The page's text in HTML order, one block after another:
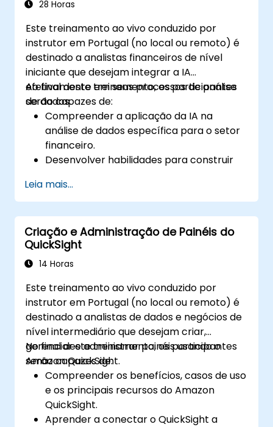
28 Horas
Este treinamento ao vivo conduzido por
instrutor em Portugal (no local ou remoto) é
destinado a analistas financeiros de nível
iniciante que desejam integrar a IA
efetivamente em seus processos de análise
de dados.
Ao final deste treinamento, os participantes
serão capazes de:
Compreender a aplicação da IA na
análise de dados específica para o setor
financeiro.
Desenvolver habilidades para construir
análise financeira.
Aprenda a implementar algoritmos de
aprendizado de máquina para
processamento de dados financeiros.
Aprimore a visualização de dados e
interprete insights complexos orientados
Leia mais...
Criação e Administração de Painéis do
QuickSight
14 Horas
Este treinamento ao vivo conduzido por
instrutor em Portugal (no local ou remoto) é
destinado a analistas de dados e negócios de
nível intermediário que desejam criar,
gerenciar e administrar painéis usando o
Amazon QuickSight.
No final deste treinamento, os participantes
serão capazes de:
Compreender os benefícios, casos de uso
e os principais recursos do Amazon
QuickSight.
Aprender a conectar o QuickSight a